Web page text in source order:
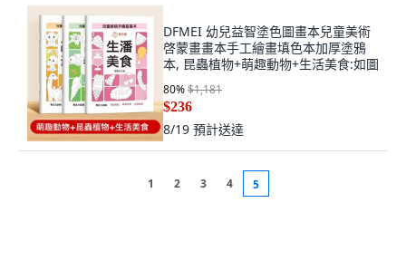
DFMEI 幼兒益智塗色圖畫本兒童美術
啓蒙畫畫本手工繪畫填色本加厚塗鴉
本, 昆蟲植物+萌趣動物+生活美食:如圖
80%$1,181
$236
8/19 預計送達
1 2 3 4 5